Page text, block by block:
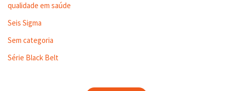
qualidade em saúde
Seis Sigma
Sem categoria
Série Black Belt